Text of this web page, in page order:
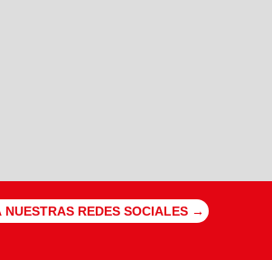
NUESTRAS REDES SOCIALES →